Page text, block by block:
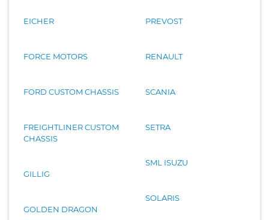
EICHER
FORCE MOTORS
FORD CUSTOM CHASSIS
FREIGHTLINER CUSTOM
CHASSIS
GILLIG
GOLDEN DRAGON
PREVOST
RENAULT
SCANIA
SETRA
SML ISUZU
SOLARIS